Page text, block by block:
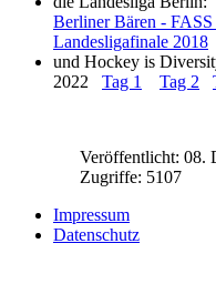
Berliner Bären -
Landesligafinale 2018
und Hockey is
2022 Tag 1 Tag 2
Veröffentlicht: 08.
Zugriffe: 5107
Impressum
Datenschutz